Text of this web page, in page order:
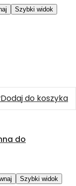
Szybki widok
Dodaj do koszyka
Szybki widok